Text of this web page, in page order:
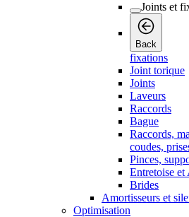
Joints et
Back
fixations
Joint torique
Joints
Laveurs
Raccords
Bague
Raccords,
coudes,
Pinces,
Entretoise et
Brides
Amortisseurs et
Optimisation